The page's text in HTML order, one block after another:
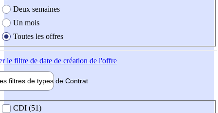
Deux semaines
Un mois
Toutes les offres
le filtre de date de création de l'offre
filtres de types de Contrat
contrat
CDI (51)